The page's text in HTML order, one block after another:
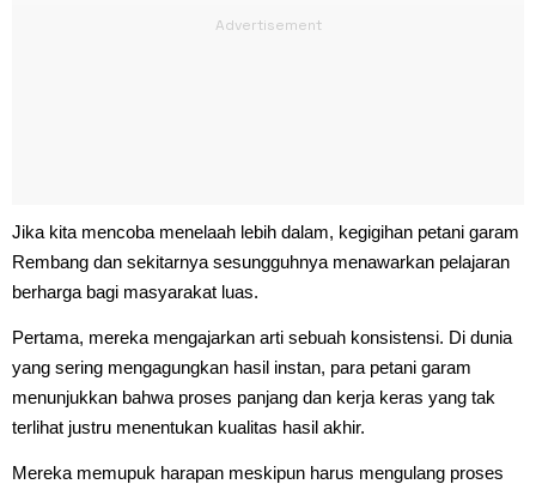
Jika kita mencoba menelaah lebih dalam, kegigihan petani garam
Rembang dan sekitarnya sesungguhnya menawarkan pelajaran
berharga bagi masyarakat luas.
Pertama, mereka mengajarkan arti sebuah konsistensi. Di dunia
yang sering mengagungkan hasil instan, para petani garam
menunjukkan bahwa proses panjang dan kerja keras yang tak
terlihat justru menentukan kualitas hasil akhir.
Mereka memupuk harapan meskipun harus mengulang proses